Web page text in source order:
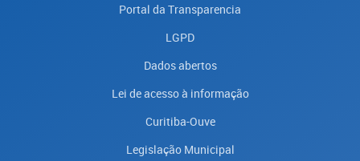
Portal da Transparencia
LGPD
Dados abertos
Lei de acesso à informação
Curitiba-Ouve
Legislação Municipal